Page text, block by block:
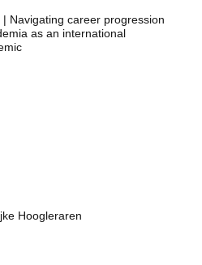
| Navigating career progression
as an international
Hoogleraren